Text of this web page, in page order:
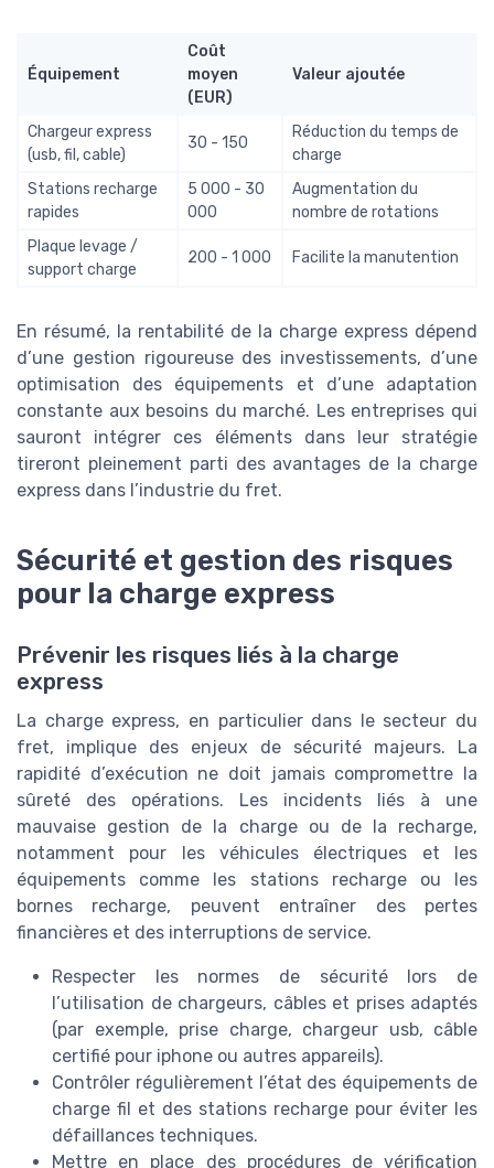
Équipement
Coût
moyen
(EUR)
Valeur ajoutée
Chargeur express
(usb, fil, cable)
30 - 150
Réduction du temps de
charge
Stations recharge
rapides
5 000 - 30
000
Augmentation du
nombre de rotations
Plaque levage /
support charge
200 - 1 000 Facilite la manutention
En résumé, la rentabilité de la charge express dépend
d’une gestion rigoureuse des investissements, d’une
optimisation des équipements et d’une adaptation
constante aux besoins du marché. Les entreprises qui
sauront intégrer ces éléments dans leur stratégie
tireront pleinement parti des avantages de la charge
express dans l’industrie du fret.
Sécurité et gestion des risques
pour la charge express
Prévenir les risques liés à la charge
express
La charge express, en particulier dans le secteur du
fret, implique des enjeux de sécurité majeurs. La
rapidité d’exécution ne doit jamais compromettre la
sûreté des opérations. Les incidents liés à une
mauvaise gestion de la charge ou de la recharge,
notamment pour les véhicules électriques et les
équipements comme les stations recharge ou les
bornes recharge, peuvent entraîner des pertes
financières et des interruptions de service.
Respecter les normes de sécurité lors de
l’utilisation de chargeurs, câbles et prises adaptés
(par exemple, prise charge, chargeur usb, câble
certifié pour iphone ou autres appareils).
Contrôler régulièrement l’état des équipements de
charge fil et des stations recharge pour éviter les
défaillances techniques.
Mettre en place des procédures de vérification